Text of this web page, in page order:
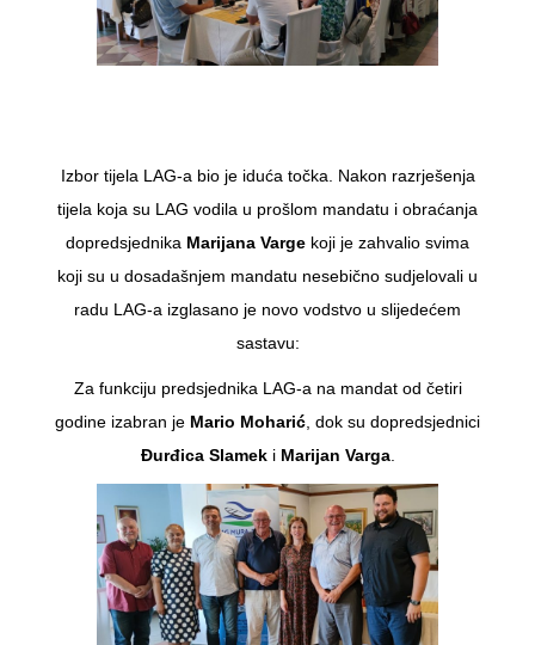
Izbor tijela LAG-a bio je iduća točka. Nakon razrješenja
tijela koja su LAG vodila u prošlom mandatu i obraćanja
dopredsjednika Marijana Varge koji je zahvalio svima
koji su u dosadašnjem mandatu nesebično sudjelovali u
radu LAG-a izglasano je novo vodstvo u slijedećem
sastavu:
Za funkciju predsjednika LAG-a na mandat od četiri
godine izabran je Mario Moharić , dok su dopredsjednici
Đurđica Slameki Marijan Varga.